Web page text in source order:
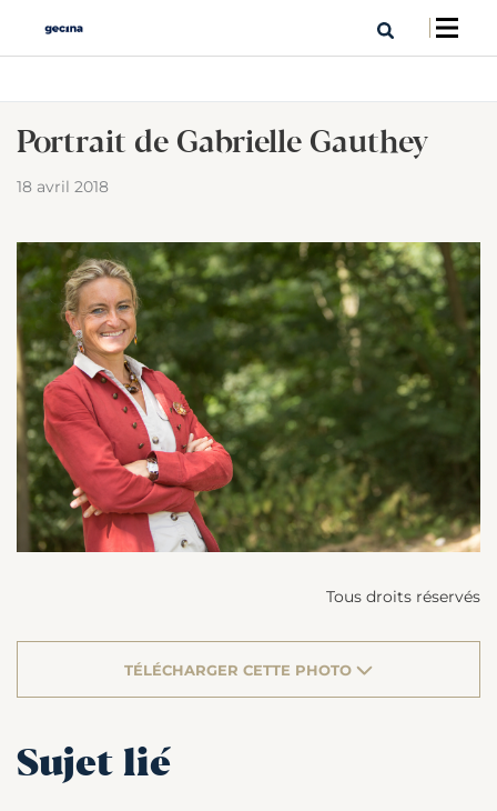
Portrait de Gabrielle Gauthey
18 avril 2018
Tous droits réservés
TÉLÉCHARGER CETTE PHOTO
Sujet lié